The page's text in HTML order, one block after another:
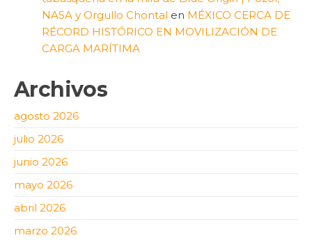
NASA y Orgullo Chontal en MÉXICO CERCA DE
RÉCORD HISTÓRICO EN MOVILIZACIÓN DE
CARGA MARÍTIMA
Archivos
agosto 2026
julio 2026
junio 2026
mayo 2026
abril 2026
marzo 2026